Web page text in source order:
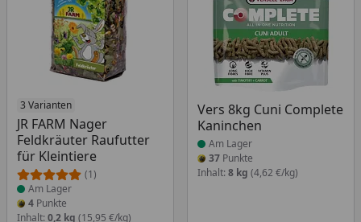
3 Varianten
JR FARM Nager
Feldkräuter Raufutter
für Kleintiere
(1)
Produkt am Lager
Am Lager
4 Punkte
Inhalt: 0,2 kg (15,95 €/kg)
Vers 8kg Cuni Complete
Kaninchen
Produkt am Lager
Am Lager
37 Punkte
Inhalt: 8 kg (4,62 €/kg)